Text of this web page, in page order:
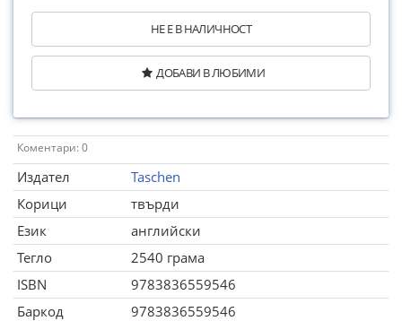
НЕ Е В НАЛИЧНОСТ
ДОБАВИ В ЛЮБИМИ
Коментари: 0
Издател
Taschen
Корици
твърди
Език
английски
Тегло
2540 грама
ISBN
9783836559546
Баркод
9783836559546